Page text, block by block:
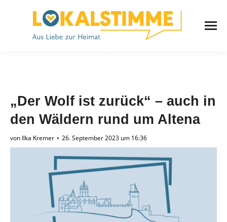
„Der Wolf ist zurück“ – auch in
den Wäldern rund um Altena
von Ilka Kremer 26. September 2023 um 16:36